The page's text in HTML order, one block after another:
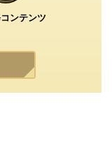
ンテンツ